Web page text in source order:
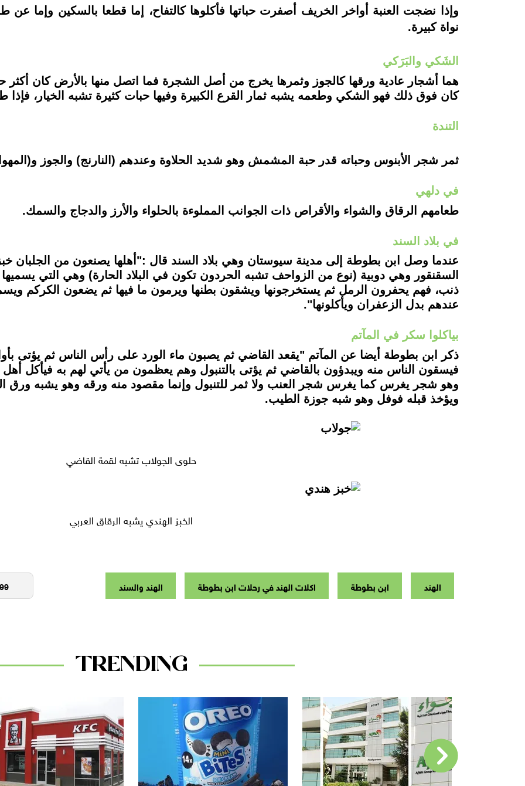
وإذا نضجت العنبة أواخر الخريف أصفرت حباتها فأكلوها كالتفاح، إما قطعا بالسكين وإما
نواة كبيرة.
الشَكي والبَرَكي
هما أشجار عادية ورقها كالجوز وثمرها يخرج من أصل الشجرة فما اتصل منها بالأرض كان
كان فوق ذلك فهو الشكي وطعمه يشبه ثمار القرع الكبيرة وفيها حبات كثيرة تشبه الخيار،
التندة
ثمر شجر الأبنوس وحباته قدر حبة المشمش وهو شديد الحلاوة وعندهم (النارنج) والجوز
في دلهي
طعامهم الرقاق والشواء والأقراص ذات الجوانب المملوءة بالحلواء والأرز والدجاج والسمك.
في بلاد السند
عندما وصل ابن بطوطة إلى مدينة سيوستان وهي بلاد السند قال :"أهلها يصنعون من الجلبان
السقنقور وهي دوبية (نوع من الزواحف تشبه الحردون تكون في البلاد الحارة) وهي التي يسميها
ذنب، فهم يحفرون الرمل ثم يستخرجونها ويشقون بطنها ويرمون ما فيها ثم يضعون الكركم
عندهم بدل الزعفران ويأكلونها".
بياكلوا سكر في المآتم
ذكر ابن بطوطة أيضا عن المآتم "يقعد القاضي ثم يصبون ماء الورد على رأس الناس ثم يؤتى
فيسقون الناس منه ويبدؤون بالقاضي ثم يؤتى بالتنبول وهم يعظمون من يأتي لهم به فيأكل أهل
وهو شجر يغرس كما يغرس شجر العنب ولا ثمر للتنبول وإنما مقصود منه ورقه وهو يشبه ورق
ويؤخذ قبله فوفل وهو شبه جوزة الطيب.
حلوى الجولاب تشبه لقمة القاضي
الخبز الهندي يشبه الرقاق العربي
الهند ابن بطوطة اكلات الهند في رحلات ابن بطوطة الهند والسند
TRENDING